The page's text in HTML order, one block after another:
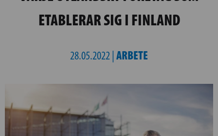
ETABLERAR SIG I FINLAND
28.05.2022 | ARBETE